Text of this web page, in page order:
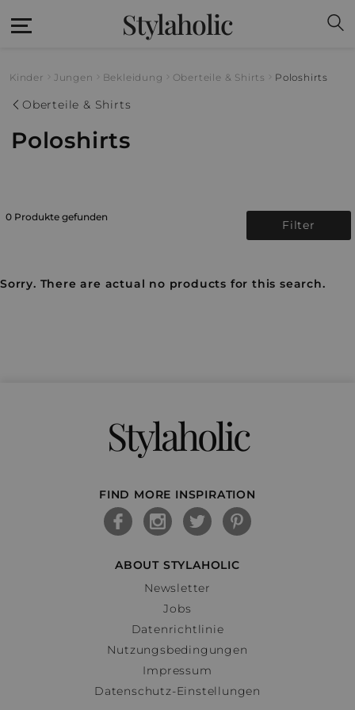
Stylaholic
Kinder Jungen Bekleidung Oberteile & Shirts Poloshirts
Oberteile & Shirts
Poloshirts
0 Produkte gefunden
Filter
Sorry. There are actual no products for this search.
Stylaholic
FIND MORE INSPIRATION
ABOUT STYLAHOLIC
Newsletter
Jobs
Datenrichtlinie
Nutzungsbedingungen
Impressum
Datenschutz-Einstellungen